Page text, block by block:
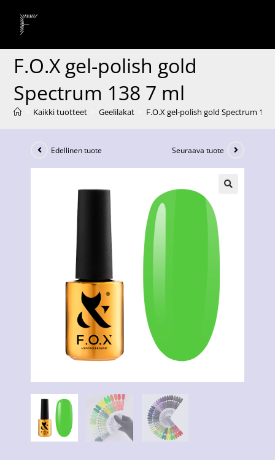
F.O.X gel-polish gold
Spectrum 138 7 ml
Kaikki tuotteet Geelilakat F.O.X gel-polish gold Spectrum 138
Edellinen tuote Seuraava tuote